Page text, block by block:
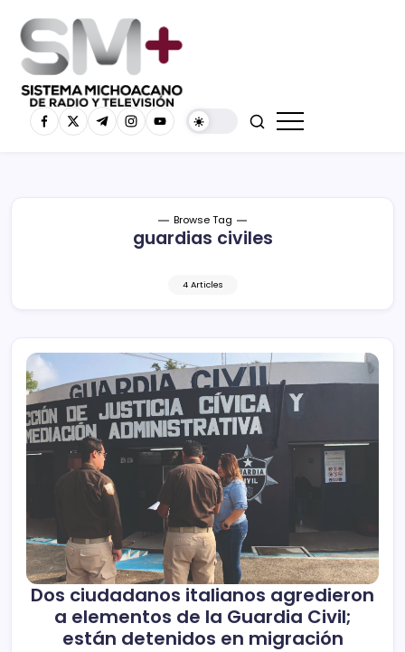
Browse Tag
guardias civiles
4 Articles
Dos ciudadanos italianos agredieron
a elementos de la Guardia Civil;
están detenidos en migración